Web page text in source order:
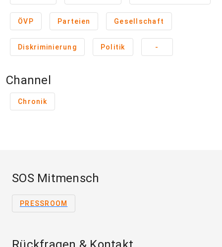
ÖVP Parteien Gesellschaft
Diskriminierung Politik -
Channel
Chronik
SOS Mitmensch
PRESSROOM